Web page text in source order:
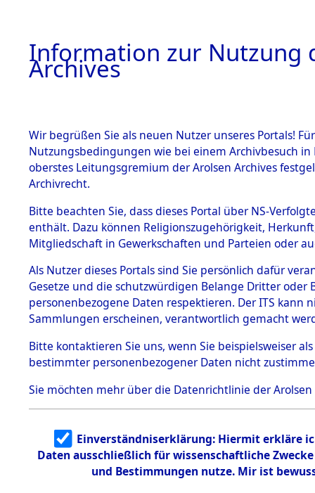
BESTÄNDE
1.
mente
5. Verschiedenes
5.3
Todesmärsche
5.3.1 Alliierte
Erhebungen
zu
Todesmärsch
en
5.3.2
Identifizierun
g
5.3.3
Todesmärsch
Dead -
Branch -
0100
Information zur Nutzung
Archives
Wir begrüßen Sie als neuen Nutzer unseres Portals!
Nutzungsbedingungen wie bei einem Archivbesuch
oberstes Leitungsgremium der Arolsen Archives
Archivrecht.
Bitte beachten Sie, dass dieses Portal über NS-
enthält. Dazu können Religionszugehörigkeit,
Mitgliedschaft in Gewerkschaften und Parteien oder
Als Nutzer dieses Portals sind Sie persönlich dafür
Gesetze und die schutzwürdigen Belange Dritter
personenbezogene Daten respektieren. Der ITS
Sammlungen erscheinen, verantwortlich gemacht
Bitte kontaktieren Sie uns, wenn Sie beispielsweiser
bestimmter personenbezogener Daten nicht
Sie möchten mehr über die Datenrichtlinie der Arolsen
Einverständniserklärung: Hiermit erkläre
Daten ausschließlich für wissenschaftliche
und Bestimmungen nutze. Mir ist